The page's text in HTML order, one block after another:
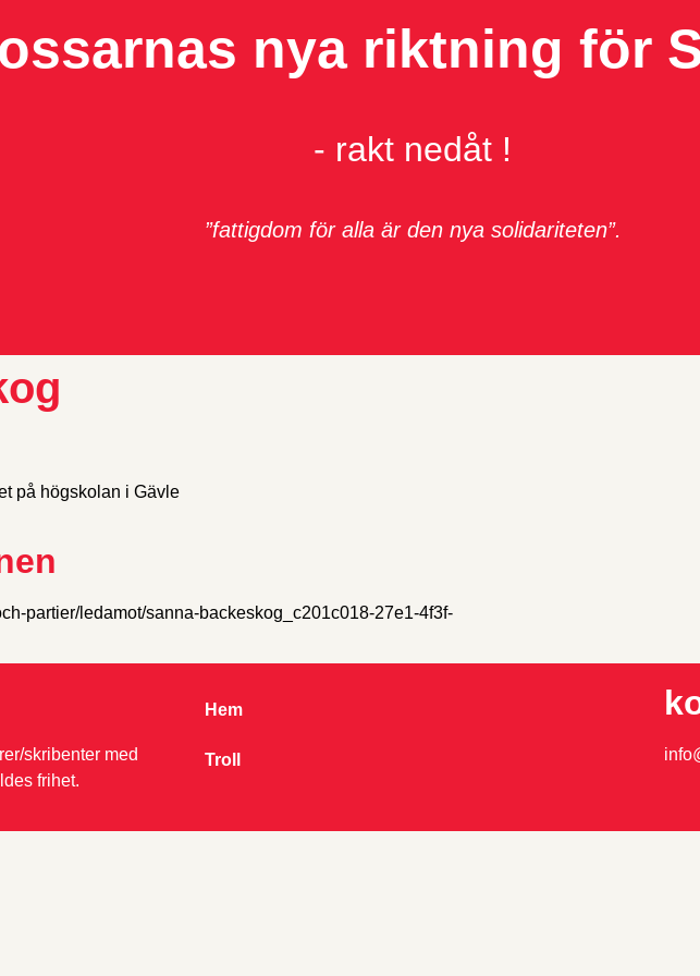
nya riktning för
- rakt nedåt !
”fattigdom för alla är den nya solidariteten”.
på högskolan i Gävle
partier/ledamot/sanna-backeskog_c201c018-27e1-4f3f-
skribenter med
frihet.
Hem
Troll